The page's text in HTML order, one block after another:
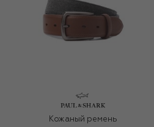
Кожаный ремень